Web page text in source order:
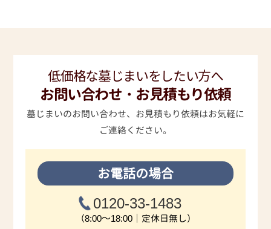
低価格な墓じまいをしたい方へ
お問い合わせ・お見積もり依頼
墓じまいのお問い合わせ、お見積もり依頼はお気軽に
ご連絡ください。
お電話の場合
0120-33-1483
（8:00～18:00｜定休日無し）